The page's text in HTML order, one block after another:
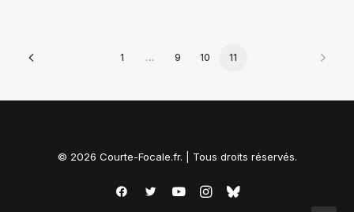
1 … 9 10 11
© 2026 Courte-Focale.fr. | Tous droits réservés.